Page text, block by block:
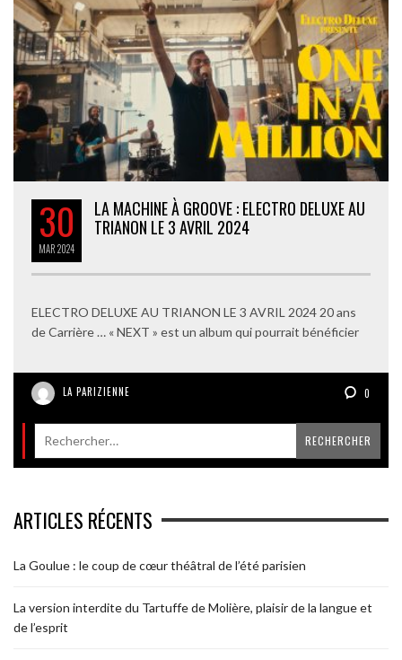
30
MAR2024
LA MACHINE À GROOVE : ELECTRO DELUXE AU
TRIANON LE 3 AVRIL 2024
ELECTRO DELUXE AU TRIANON LE 3 AVRIL 2024 20 ans
de Carrière … « NEXT » est un album qui pourrait bénéficier
LA PARIZIENNE 0
ARTICLES RÉCENTS
La Goulue : le coup de cœur théâtral de l’été parisien
La version interdite du Tartuffe de Molière, plaisir de la langue et
de l’esprit